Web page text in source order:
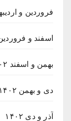
فروردین و
اسفند و فروردین
بهمن و اسفند ۱۴۰۲
دی و بهمن ۱۴۰۲
آذر و دی ۱۴۰۲